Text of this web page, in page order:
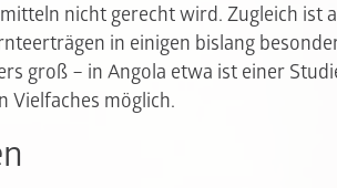
nicht gerecht wird. Zugleich ist
in einigen bislang
groß – in Angola etwa ist einer
Vielfaches möglich.